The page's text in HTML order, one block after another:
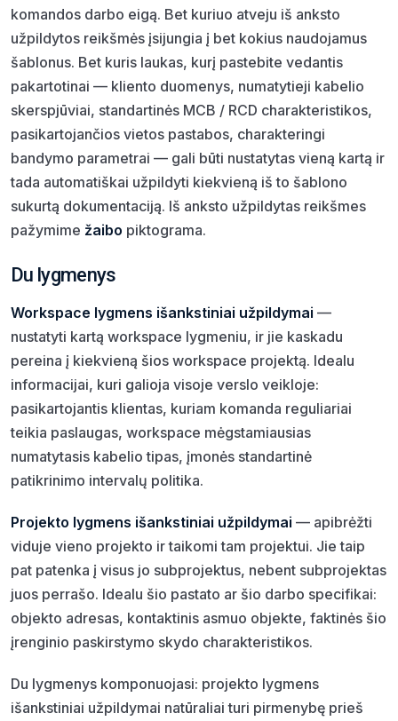
komandos darbo eigą. Bet kuriuo atveju iš anksto
užpildytos reikšmės įsijungia į bet kokius naudojamus
šablonus. Bet kuris laukas, kurį pastebite vedantis
pakartotinai — kliento duomenys, numatytieji kabelio
skerspjūviai, standartinės MCB / RCD charakteristikos,
pasikartojančios vietos pastabos, charakteringi
bandymo parametrai — gali būti nustatytas vieną kartą ir
tada automatiškai užpildyti kiekvieną iš to šablono
sukurtą dokumentaciją. Iš anksto užpildytas reikšmes
pažymime žaibo piktograma.
Du lygmenys
Workspace lygmens išankstiniai užpildymai —
nustatyti kartą workspace lygmeniu, ir jie kaskadu
pereina į kiekvieną šios workspace projektą. Idealu
informacijai, kuri galioja visoje verslo veikloje:
pasikartojantis klientas, kuriam komanda reguliariai
teikia paslaugas, workspace mėgstamiausias
numatytasis kabelio tipas, įmonės standartinė
patikrinimo intervalų politika.
Projekto lygmens išankstiniai užpildymai — apibrėžti
viduje vieno projekto ir taikomi tam projektui. Jie taip
pat patenka į visus jo subprojektus, nebent subprojektas
juos perrašo. Idealu šio pastato ar šio darbo specifikai:
objekto adresas, kontaktinis asmuo objekte, faktinės šio
įrenginio paskirstymo skydo charakteristikos.
Du lygmenys komponuojasi: projekto lygmens
išankstiniai užpildymai natūraliai turi pirmenybę prieš